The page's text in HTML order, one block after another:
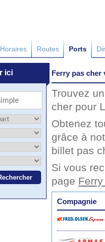
Horaires Routes Ports
Ferry pas cher
Trouvez
cher pour
Obtenez
grâce à
billet pas
Si vous
page
Compagnie